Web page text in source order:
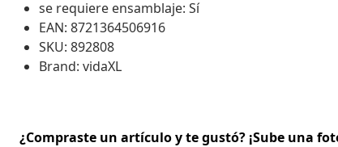
se requiere ensamblaje: Sí
EAN: 8721364506916
SKU: 892808
Brand: vidaXL
¿Compraste un artículo y te gustó? ¡Sube una